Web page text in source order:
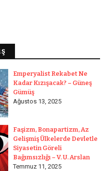
Emperyalist Rekabet Ne
Kadar Kızışacak? – Güneş
Gümüş
Ağustos 13, 2025
Faşizm, Bonapartizm, Az
Gelişmiş Ülkelerde Devletle
Siyasetin Göreli
Bağımsızlığı – V. U. Arslan
Temmuz 11, 2025